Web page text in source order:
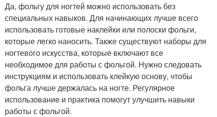
Да, фольгу для ногтей можно использовать без
специальных навыков. Для начинающих лучше всего
использовать готовые наклейки или полоски фольги,
которые легко наносить. Также существуют наборы для
ногтевого искусства, которые включают все
необходимое для работы с фольгой. Нужно следовать
инструкциям и использовать клейкую основу, чтобы
фольга лучше держалась на ногте. Регулярное
использование и практика помогут улучшить навыки
работы с фольгой.